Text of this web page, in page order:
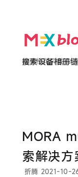
欲买桂花同载酒
搜索设备相册
MORA
索解决方
折腾 2021-10-